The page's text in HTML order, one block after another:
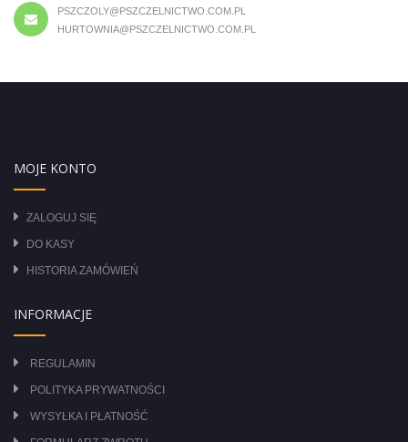
PSZCZOLY@PSZCZELNICTWO.COM.PL
HURTOWNIA@PSZCZELNICTWO.COM.PL
MOJE KONTO
ZALOGUJ SIĘ
DO KASY
HISTORIA ZAMÓWIEŃ
INFORMACJE
REGULAMIN
POLITYKA PRYWATNOŚCI
WYSYŁKA I PŁATNOŚĆ